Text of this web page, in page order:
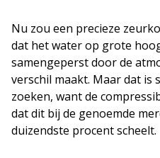
Nu zou een precieze
dat het water op grote
samengeperst door de
verschil maakt. Maar dat is
zoeken, want de
dat dit bij de genoemde
duizendste procent scheelt.